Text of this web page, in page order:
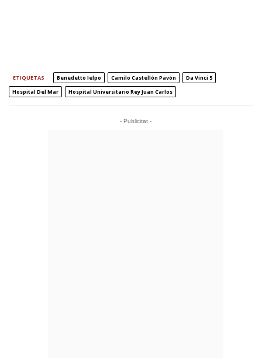
ETIQUETAS Benedetto Ielpo Camilo Castellón Pavón
Da Vinci 5
Hospital Del Mar
Hospital Universitario Rey Juan Carlos
- Publicitat -